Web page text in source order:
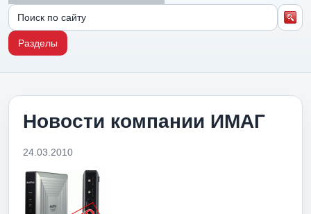
Разделы
Новости компании ИМАГ
24.03.2010